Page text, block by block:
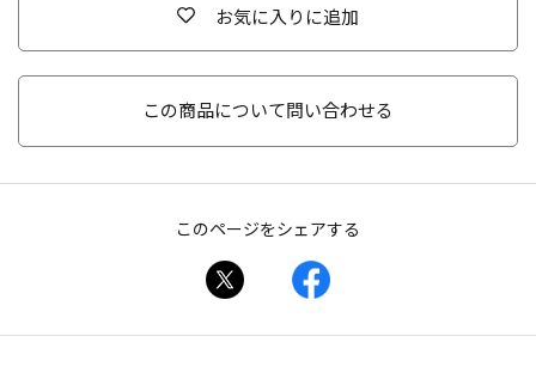
お気に入りに追加
この商品について問い合わせる
このページをシェアする